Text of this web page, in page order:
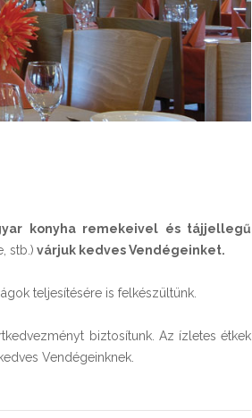
konyha remekeivel és tájjellegű
stb.) várjuk kedves Vendégeinket.
teljesítésére is felkészültünk.
biztosítunk. Az ízletes étkek
Vendégeinknek.